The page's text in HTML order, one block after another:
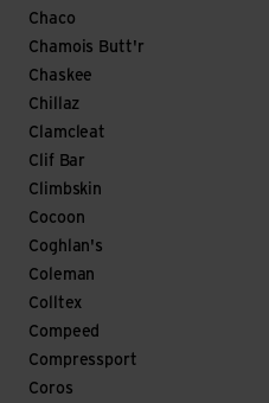
Chaco
Chamois Butt'r
Chaskee
Chillaz
Clamcleat
Clif Bar
Climbskin
Cocoon
Coghlan's
Coleman
Colltex
Compeed
Compressport
Coros